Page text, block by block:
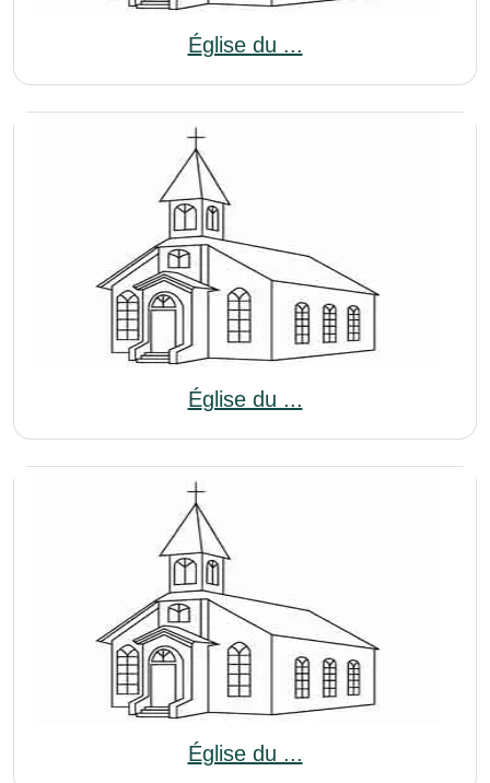
Église du ...
Église du ...
Église du ...